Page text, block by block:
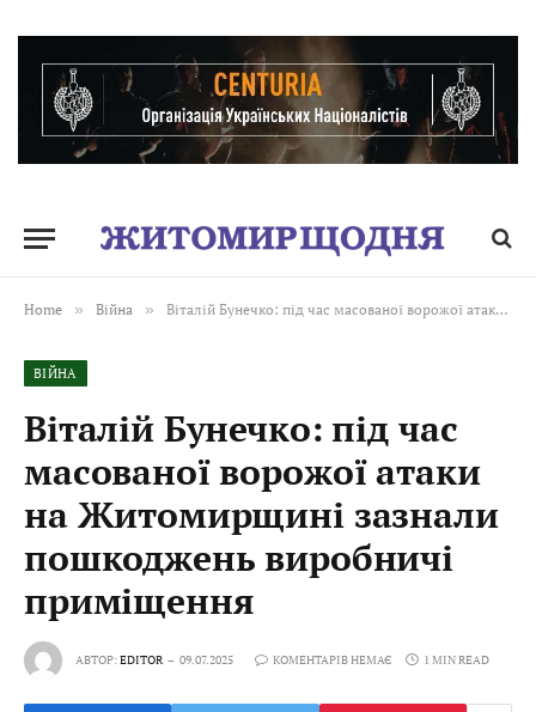
Home » Війна » Віталій Бунечко: під час масованої ворожої атаки на Житомирщині зазнали пошкоджень виробничі приміщення
ВІЙНА
Віталій Бунечко: під час
масованої ворожої атаки
на Житомирщині зазнали
пошкоджень виробничі
приміщення
АВТОР:EDITOR 09.07.2025 КОМЕНТАРІВ НЕМАЄ 1 MIN READ